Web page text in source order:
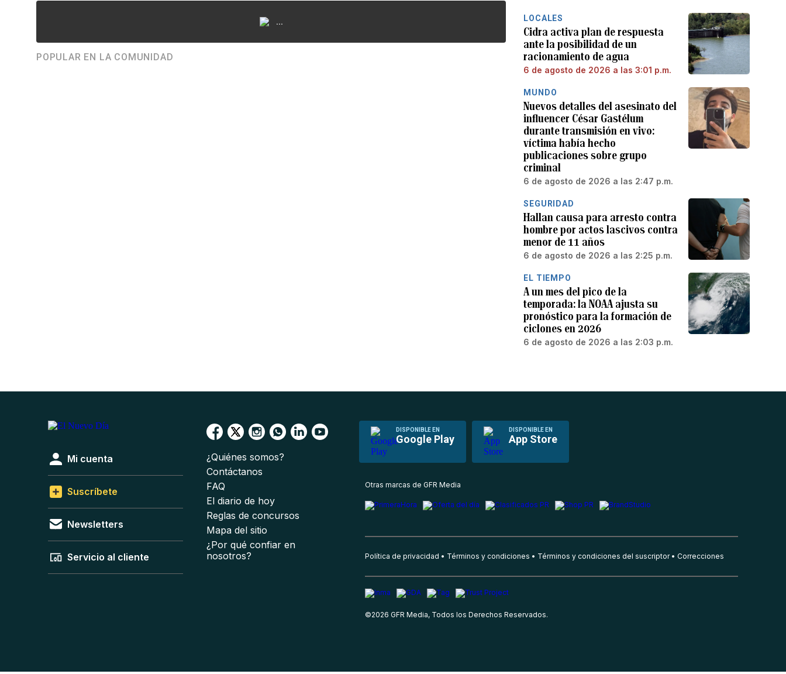
...
POPULAR EN LA COMUNIDAD
LOCALES
Cidra activa plan de respuesta
ante la posibilidad de un
racionamiento de agua
6 de agosto de 2026 a las 3:01 p.m.
MUNDO
Nuevos detalles del asesinato del
influencer César Gastélum
durante transmisión en vivo:
víctima había hecho
publicaciones sobre grupo
criminal
6 de agosto de 2026 a las 2:47 p.m.
SEGURIDAD
Hallan causa para arresto contra
hombre por actos lascivos contra
menor de 11 años
6 de agosto de 2026 a las 2:25 p.m.
EL TIEMPO
A un mes del pico de la
temporada: la NOAA ajusta su
pronóstico para la formación de
ciclones en 2026
6 de agosto de 2026 a las 2:03 p.m.
DISPONIBLE EN
Google Play
DISPONIBLE EN
App Store
Mi cuenta
Suscríbete
Newsletters
Servicio al cliente
¿Quiénes somos?
Contáctanos
FAQ
El diario de hoy
Reglas de concursos
Mapa del sitio
¿Por qué confiar en
nosotros?
Otras marcas de GFR Media
Política de privacidad Términos y condiciones Términos y condiciones del suscriptor Correcciones
©2026 GFR Media, Todos los Derechos Reservados.